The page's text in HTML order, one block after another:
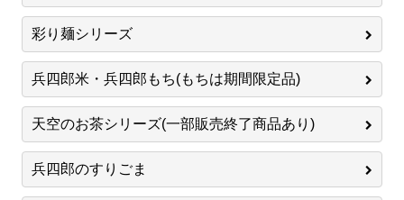
彩り麺シリーズ
兵四郎米・兵四郎もち(もちは期間限定品)
天空のお茶シリーズ(一部販売終了商品あり)
兵四郎のすりごま